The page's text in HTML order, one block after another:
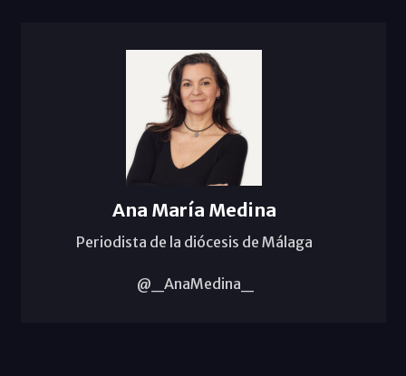
Ana María Medina
Periodista de la diócesis de Málaga
@_AnaMedina_